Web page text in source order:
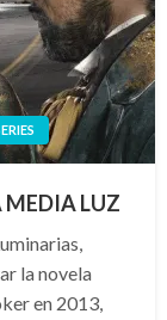
MEDIA LUZ
la novela
en 2013,